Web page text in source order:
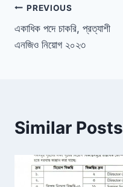
Post
navigation
PREVIOUS
একাধিক পদে চাকরি, প্রত্যাশী
এনজিও নিয়োগ ২০২৩
Similar Posts